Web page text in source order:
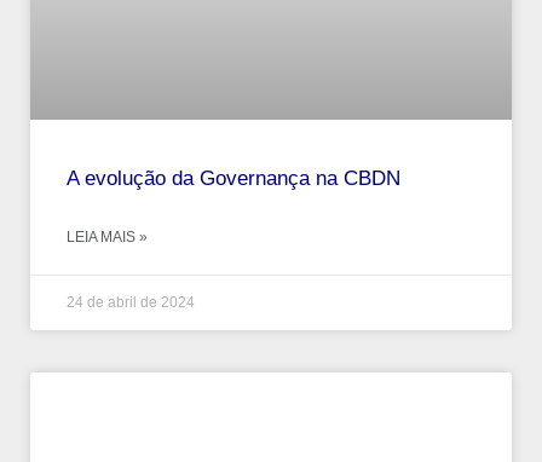
A evolução da Governança na CBDN
LEIA MAIS »
24 de abril de 2024